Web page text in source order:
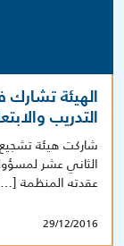
الهيئة
التدريب
شاركت هيئة تشجيع
الثاني عشر
عقدته المنظمة
29/12/2016